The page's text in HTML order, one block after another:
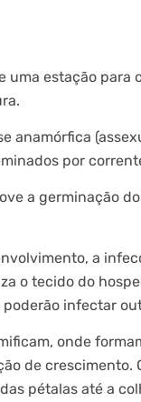
uma estação para
anamórfica
por
a germinação
a
o tecido do
infectar
onde
de
pétalas até a